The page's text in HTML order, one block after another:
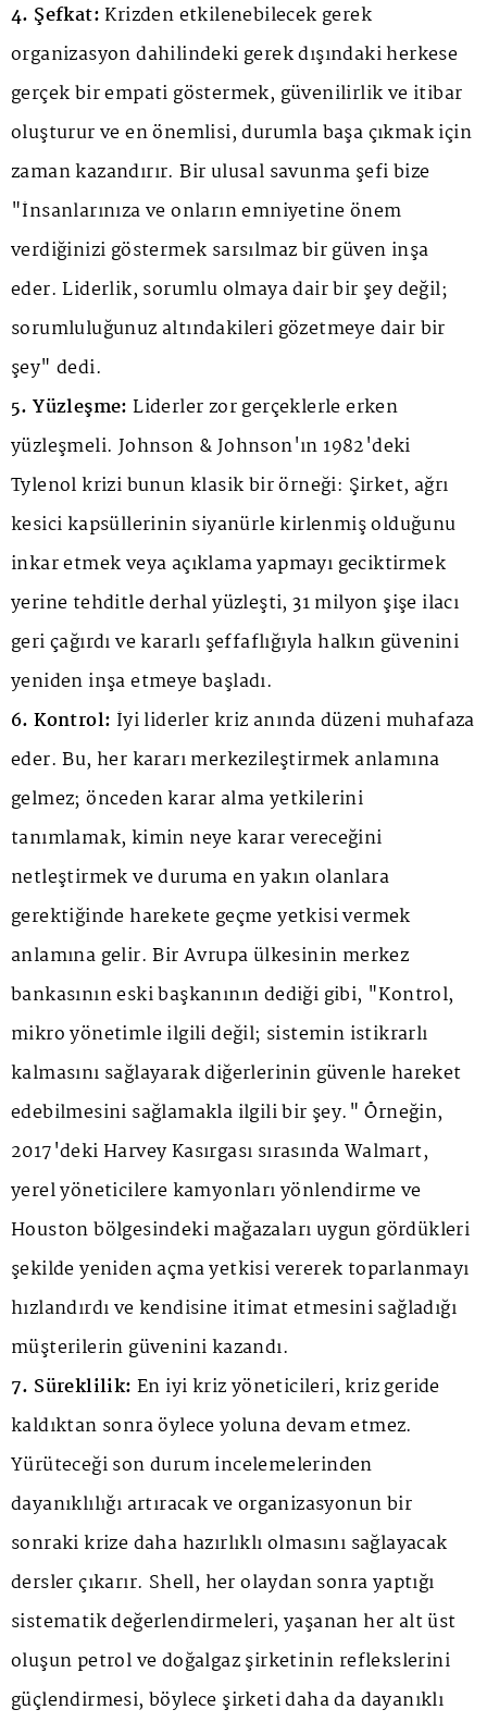
4. Şefkat:Krizden etkilenebilecek gerek
organizasyon dahilindeki gerek dışındaki herkese
gerçek bir empati göstermek, güvenilirlik ve itibar
oluşturur ve en önemlisi, durumla başa çıkmak için
zaman kazandırır. Bir ulusal savunma şefi bize
"İnsanlarınıza ve onların emniyetine önem
verdiğinizi göstermek sarsılmaz bir güven inşa
eder. Liderlik, sorumlu olmaya dair bir şey değil;
sorumluluğunuz altındakileri gözetmeye dair bir
şey" dedi.
5. Yüzleşme: Liderler zor gerçeklerle erken
yüzleşmeli. Johnson & Johnson'ın 1982'deki
Tylenol krizi bunun klasik bir örneği: Şirket, ağrı
kesici kapsüllerinin siyanürle kirlenmiş olduğunu
inkar etmek veya açıklama yapmayı geciktirmek
yerine tehditle derhal yüzleşti, 31 milyon şişe ilacı
geri çağırdı ve kararlı şeffaflığıyla halkın güvenini
yeniden inşa etmeye başladı.
6. Kontrol: İyi liderler kriz anında düzeni muhafaza
eder. Bu, her kararı merkezileştirmek anlamına
gelmez; önceden karar alma yetkilerini
tanımlamak, kimin neye karar vereceğini
netleştirmek ve duruma en yakın olanlara
gerektiğinde harekete geçme yetkisi vermek
anlamına gelir. Bir Avrupa ülkesinin merkez
bankasının eski başkanının dediği gibi, "Kontrol,
mikro yönetimle ilgili değil; sistemin istikrarlı
kalmasını sağlayarak diğerlerinin güvenle hareket
edebilmesini sağlamakla ilgili bir şey." Örneğin,
2017'deki Harvey Kasırgası sırasında Walmart,
yerel yöneticilere kamyonları yönlendirme ve
Houston bölgesindeki mağazaları uygun gördükleri
şekilde yeniden açma yetkisi vererek toparlanmayı
hızlandırdı ve kendisine itimat etmesini sağladığı
müşterilerin güvenini kazandı.
7. Süreklilik: En iyi kriz yöneticileri, kriz geride
kaldıktan sonra öylece yoluna devam etmez.
Yürüteceği son durum incelemelerinden
dayanıklılığı artıracak ve organizasyonun bir
sonraki krize daha hazırlıklı olmasını sağlayacak
dersler çıkarır. Shell, her olaydan sonra yaptığı
sistematik değerlendirmeleri, yaşanan her alt üst
oluşun petrol ve doğalgaz şirketinin reflekslerini
güçlendirmesi, böylece şirketi daha da dayanıklı